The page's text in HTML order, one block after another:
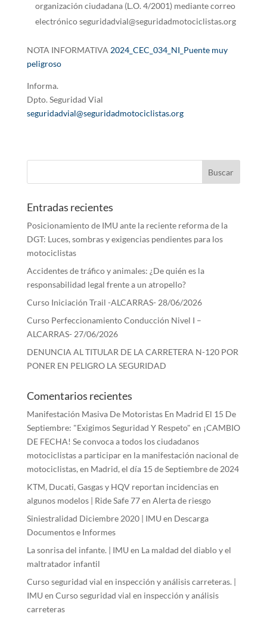
organización ciudadana (L.O. 4/2001) mediante correo
electrónico seguridadvial@seguridadmotociclistas.org
NOTA INFORMATIVA 2024_CEC_034_NI_Puente muy
peligroso
Informa.
Dpto. Seguridad Vial
seguridadvial@seguridadmotociclistas.org
Entradas recientes
Posicionamiento de IMU ante la reciente reforma de la
DGT: Luces, sombras y exigencias pendientes para los
motociclistas
Accidentes de tráfico y animales: ¿De quién es la
responsabilidad legal frente a un atropello?
Curso Iniciación Trail -ALCARRAS- 28/06/2026
Curso Perfeccionamiento Conducción Nivel I –
ALCARRAS- 27/06/2026
DENUNCIA AL TITULAR DE LA CARRETERA N-120 POR
PONER EN PELIGRO LA SEGURIDAD
Comentarios recientes
Manifestación Masiva De Motoristas En Madrid El 15 De
Septiembre: "Exigimos Seguridad Y Respeto" en ¡CAMBIO
DE FECHA! Se convoca a todos los ciudadanos
motociclistas a participar en la manifestación nacional de
motociclistas, en Madrid, el día 15 de Septiembre de 2024
KTM, Ducati, Gasgas y HQV reportan incidencias en
algunos modelos | Ride Safe 77en Alerta de riesgo
Siniestralidad Diciembre 2020 | IMU en Descarga
Documentos e Informes
La sonrisa del infante. | IMU en La maldad del diablo y el
maltratador infantil
Curso seguridad vial en inspección y análisis carreteras. |
IMU en Curso seguridad vial en inspección y análisis
carreteras